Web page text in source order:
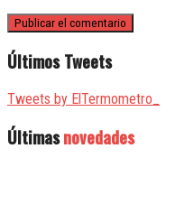
Últimos Tweets
Tweets by ElTermometro_
Últimasnovedades